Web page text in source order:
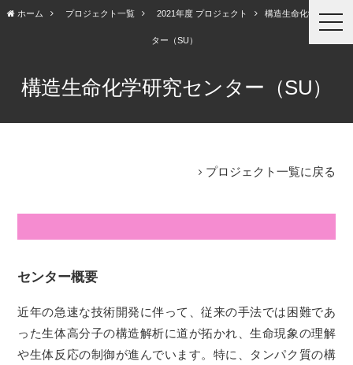
ホーム プロジェクト一覧 2021年度 プロジェクト 構造生命化学研究セン
ター（SU）
構造生命化学研究センター（SU）
プロジェクト一覧に戻る
センター概要
近年の急速な技術開発に伴って、従来の手法では困難であ
った生体高分子の構造解析に道が拓かれ、生命現象の理解
や生体反応の制御が進んでいます。特に、タンパク質の構